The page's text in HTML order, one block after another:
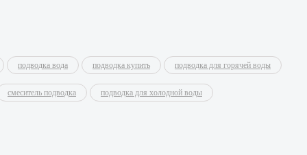
подводка вода подводка купить подводка для горячей воды
смеситель подводка подводка для холодной воды